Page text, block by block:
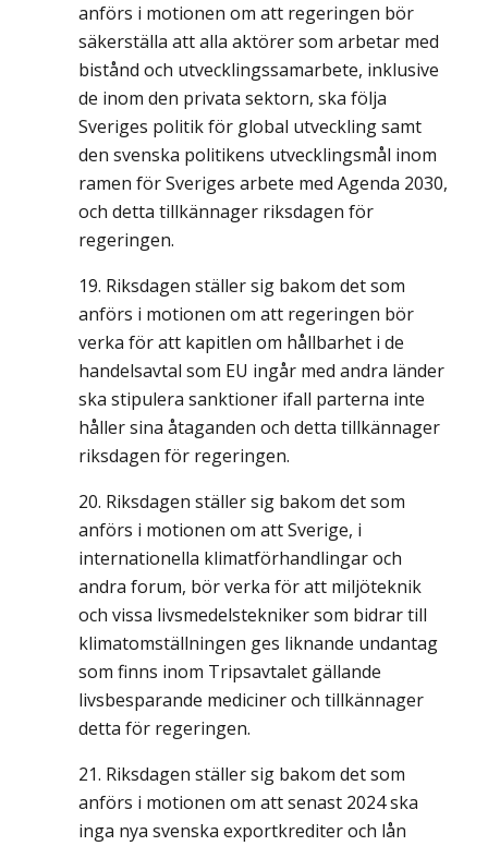
anförs i motionen om att regeringen bör
säkerställa att alla aktörer som arbetar med
bistånd och utvecklingssamarbete, inklusive
de inom den privata sektorn, ska följa
Sveriges politik för global utveckling samt
den svenska politikens utvecklingsmål inom
ramen för Sveriges arbete med Agenda 2030,
och detta tillkännager riksdagen för
regeringen.
Riksdagen ställer sig bakom det som
anförs i motionen om att regeringen bör
verka för att kapitlen om hållbarhet i de
handelsavtal som EU ingår med andra länder
ska stipulera sanktioner ifall parterna inte
håller sina åtaganden och detta tillkännager
riksdagen för regeringen.
Riksdagen ställer sig bakom det som
anförs i motionen om att Sverige, i
internationella klimatförhandlingar och
andra forum, bör verka för att miljöteknik
och vissa livsmedelstekniker som bidrar till
klimatomställningen ges liknande undantag
som finns inom Tripsavtalet gällande
livsbesparande mediciner och tillkännager
detta för regeringen.
Riksdagen ställer sig bakom det som
anförs i motionen om att senast 2024 ska
inga nya svenska exportkrediter och lån